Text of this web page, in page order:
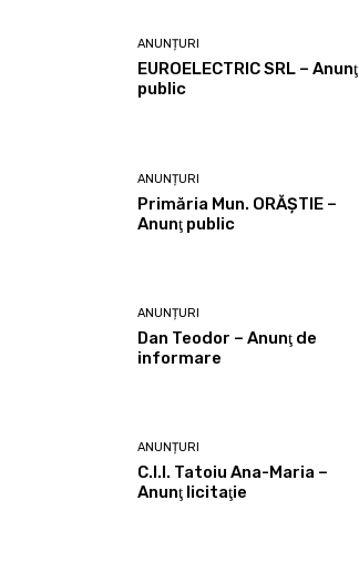
ANUNȚURI
EUROELECTRIC SRL – Anunţ
public
ANUNȚURI
Primăria Mun. ORĂȘTIE –
Anunţ public
ANUNȚURI
Dan Teodor – Anunţ de
informare
ANUNȚURI
C.I.I. Tatoiu Ana-Maria –
Anunţ licitaţie